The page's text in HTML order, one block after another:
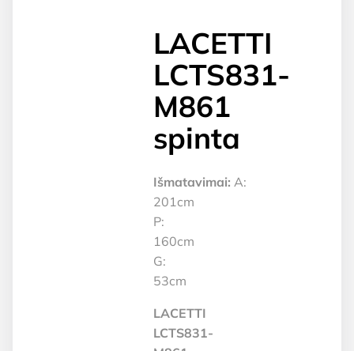
LACETTI
LCTS831-
M861
spinta
Išmatavimai: A:
201cm
P:
160cm
G:
53cm
LACETTI
LCTS831-